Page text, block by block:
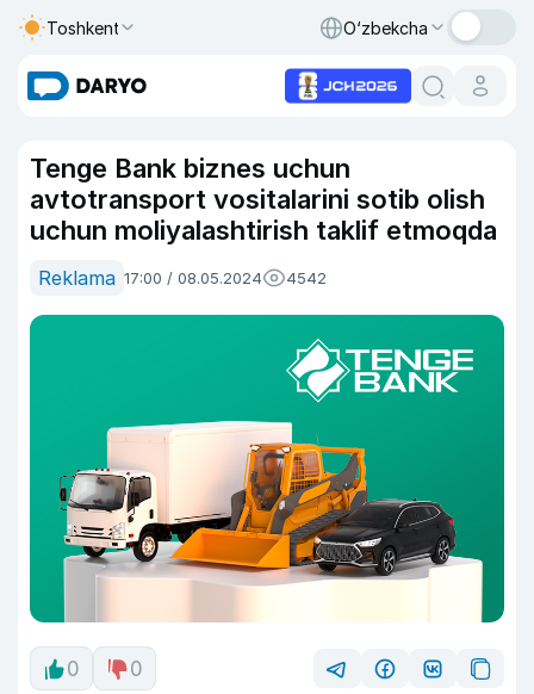
Toshkent O‘zbekcha
Tenge Bank biznes uchun
avtotransport vositalarini sotib olish
uchun moliyalashtirish taklif etmoqda
Reklama 17:00 / 08.05.2024 4542
0 0